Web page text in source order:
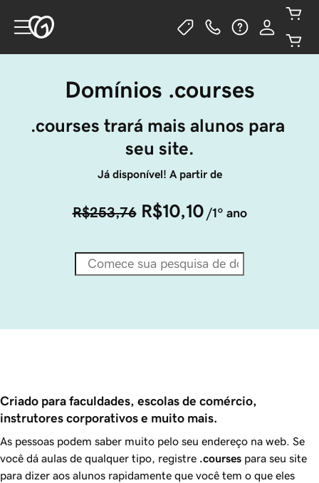
Domínios .courses
.courses trará mais alunos para
seu site.
Já disponível! A partir de
R$253,76 R$10,10 /1º ano
Criado para faculdades, escolas de comércio,
instrutores corporativos e muito mais.
As pessoas podem saber muito pelo seu endereço na web. Se
você dá aulas de qualquer tipo, registre .courses para seu site
para dizer aos alunos rapidamente que você tem o que eles